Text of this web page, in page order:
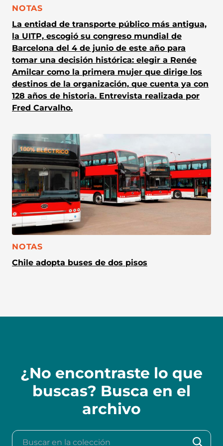
CATEGORÍA:
NOTAS
La entidad de transporte público más antigua,
la UITP, escogió su congreso mundial de
Barcelona del 4 de junio de este año para
tomar una decisión histórica: elegir a Renée
Amilcar como la primera mujer que dirige los
destinos de la organización, que cuenta ya con
128 años de historia. Entrevista realizada por
Fred Carvalho.
CATEGORÍA:
NOTAS
Chile adopta buses de dos pisos
¿No encontraste lo que
buscas? Busca en el
archivo
Buscar en la colección